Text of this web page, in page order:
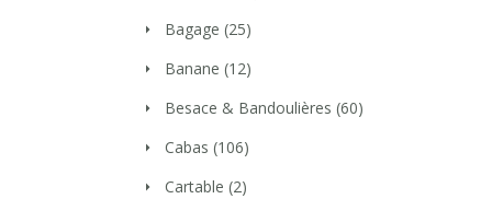
Bagage (25)
Banane (12)
Besace & Bandoulières (60)
Cabas (106)
Cartable (2)